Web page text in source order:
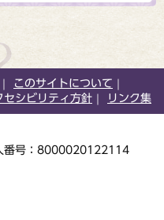
このサイトについて
セシビリティ方針 リンク集
番号：8000020122114